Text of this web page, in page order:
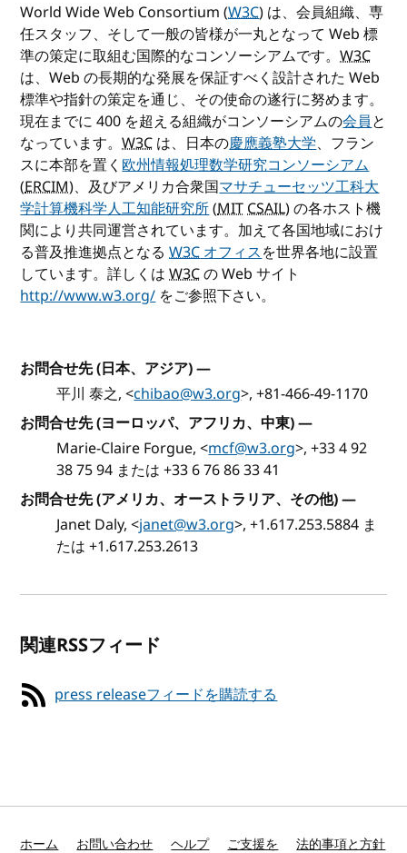
World Wide Web Consortium (W3C) は、会員組織、専
任スタッフ、そして一般の皆様が一丸となって Web 標
準の策定に取組む国際的なコンソーシアムです。W3C
は、Web の長期的な発展を保証すべく設計された Web
標準や指針の策定を通じ、その使命の遂行に努めます。
現在までに 400 を超える組織がコンソーシアムの会員と
なっています。W3C は、日本の慶應義塾大学、フラン
スに本部を置く欧州情報処理数学研究コンソーシアム
(ERCIM)、及びアメリカ合衆国マサチューセッツ工科大
学計算機科学人工知能研究所(MITCSAIL) の各ホスト機
関により共同運営されています。加えて各国地域におけ
る普及推進拠点となるW3Cオフィスを世界各地に設置
しています。詳しくはW3Cの Web サイト
http://www.w3.org/をご参照下さい。
お問合せ先 (日本、アジア)—
平川 泰之, <chibao@w3.org>, +81-466-49-1170
お問合せ先 (ヨーロッパ、アフリカ、中東)—
Marie-Claire Forgue, <mcf@w3.org>, +33 4 92
38 75 94 または +33 6 76 86 33 41
お問合せ先 (アメリカ、オーストラリア、その他)—
Janet Daly, <janet@w3.org>, +1.617.253.5884 ま
たは +1.617.253.2613
関連RSSフィード
press releaseフィードを購読する
ホーム お問い合わせ ヘルプ ご支援を 法的事項と方針